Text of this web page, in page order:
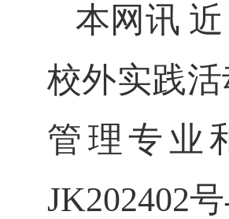
本网讯
校外实践
管理专业
JK202402